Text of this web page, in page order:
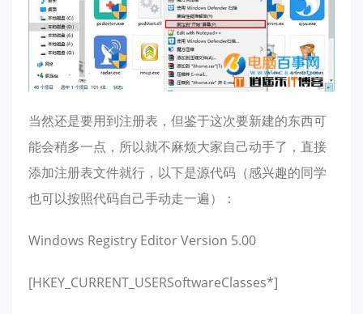
当然还是要用到注册表，但鉴于这次要新建的东西可
能会稍多一点，所以就不麻烦大家自己动手了，直接
添加注册表文件就行，以下是源代码（感兴趣的同学
也可以按照代码自己手动走一遍）：
Windows Registry Editor Version 5.00
[HKEY_CURRENT_USERSoftwareClasses*]